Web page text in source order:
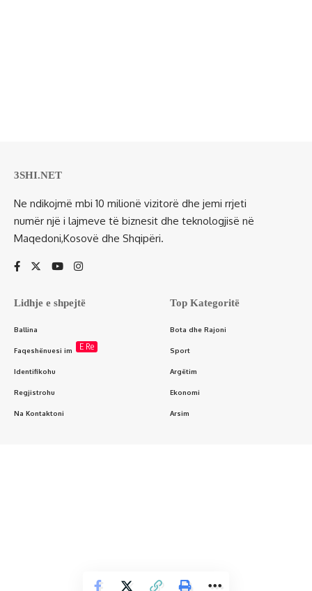
3SHI.NET
Ne ndikojmë mbi 10 milionë vizitorë dhe jemi rrjeti
numër një i lajmeve të biznesit dhe teknologjisë në
Maqedoni,Kosovë dhe Shqipëri.
Lidhje e shpejtë
Ballina
Faqeshënuesi im E Re
Identifikohu
Regjistrohu
Na Kontaktoni
Top Kategoritë
Bota dhe Rajoni
Sport
Argëtim
Ekonomi
Arsim